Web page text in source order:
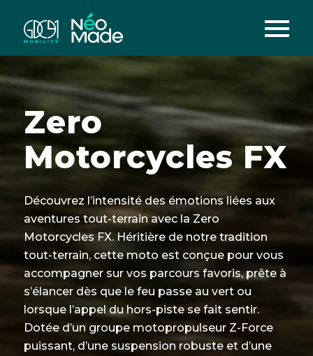
Zero
Motorcycles FX
Découvrez l’intensité des émotions liées aux
aventures tout-terrain avec la Zero
Motorcycles FX. Héritière de notre tradition
tout-terrain, cette moto est conçue pour vous
accompagner sur vos parcours favoris, prête à
s’élancer dès que le feu passe au vert ou
lorsque l’appel du hors-piste se fait sentir.
Dotée d’un groupe motopropulseur Z-Force
puissant, d’une suspension robuste et d’une